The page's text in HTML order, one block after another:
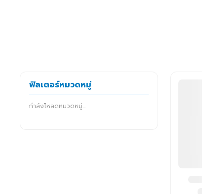
ฟิลเตอร์หมวดหมู่
กำลังโหลดหมวดหมู่...